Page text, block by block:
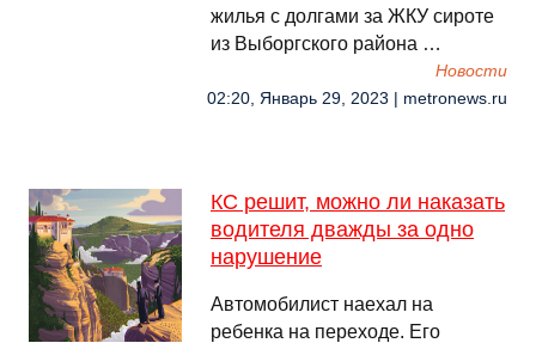
жилья с долгами за ЖКУ сироте
из Выборгского района …
Новости
02:20, Январь 29, 2023 | metronews.ru
КС решит, можно ли наказать
водителя дважды за одно
нарушение
Автомобилист наехал на
ребенка на переходе. Его